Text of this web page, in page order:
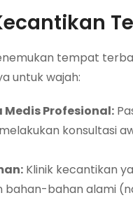
tempat
untuk wajah:
Profesional:
konsultasi
Klinik kecantikan
bahan alami